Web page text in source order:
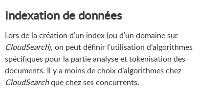
Indexation de données
Lors de la création d’un index (ou d’un domaine sur
CloudSearch), on peut définir l’utilisation d’algorithmes
spécifiques pour la partie analyse et tokenisation des
documents. Il y a moins de choix d’algorithmes chez
CloudSearchque chez ses concurrents.